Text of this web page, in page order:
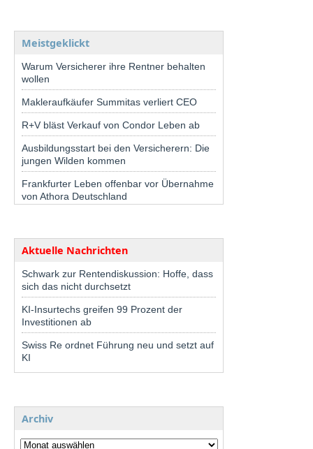
Meistgeklickt
Warum Versicherer ihre Rentner behalten
wollen
Makleraufkäufer Summitas verliert CEO
R+V bläst Verkauf von Condor Leben ab
Ausbildungsstart bei den Versicherern: Die
jungen Wilden kommen
Frankfurter Leben offenbar vor Übernahme
von Athora Deutschland
Aktuelle Nachrichten
Schwark zur Rentendiskussion: Hoffe, dass
sich das nicht durchsetzt
KI-Insurtechs greifen 99 Prozent der
Investitionen ab
Swiss Re ordnet Führung neu und setzt auf
KI
Archiv